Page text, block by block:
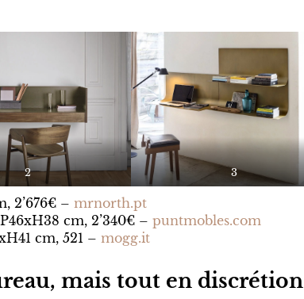
2 3
2’676€ – mrnorth.pt
cm, 2’340€ – puntmobles.com
cm, 521 – mogg.it
mais tout en discrétion